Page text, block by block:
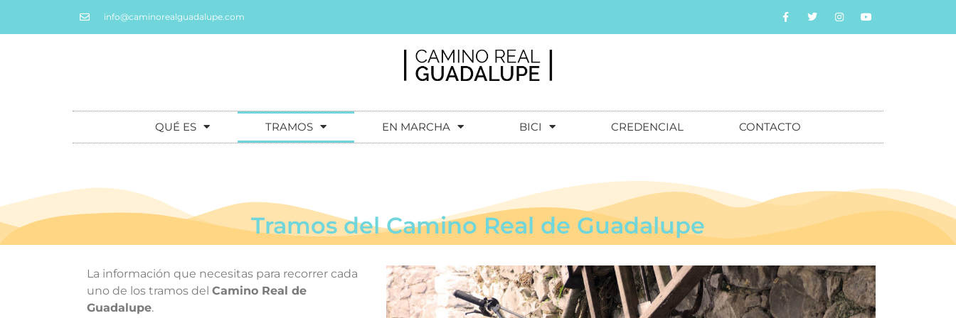
info@caminorealguadalupe.com
QUÉ ES TRAMOS EN MARCHA BICI CREDENCIAL CONTACTO
Tramos del Camino Real de Guadalupe
La información que necesitas para recorrer cada
uno de los tramos del Camino Real de
Guadalupe.